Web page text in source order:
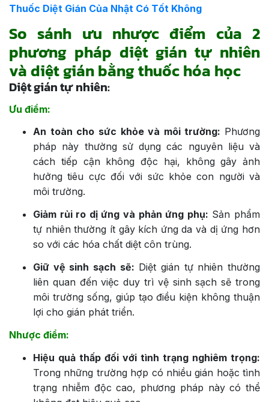
Thuốc Diệt Gián Của Nhật Có Tốt Không
So sánh ưu nhược điểm của 2
phương pháp diệt gián tự nhiên
và diệt gián bằng thuốc hóa học
Diệt gián tự nhiên:
Ưu điểm:
An toàn cho sức khỏe và môi trường: Phương
pháp này thường sử dụng các nguyên liệu và
cách tiếp cận không độc hại, không gây ảnh
hưởng tiêu cực đối với sức khỏe con người và
môi trường.
Giảm rủi ro dị ứng và phản ứng phụ: Sản phẩm
tự nhiên thường ít gây kích ứng da và dị ứng hơn
so với các hóa chất diệt côn trùng.
Giữ vệ sinh sạch sẽ: Diệt gián tự nhiên thường
liên quan đến việc duy trì vệ sinh sạch sẽ trong
môi trường sống, giúp tạo điều kiện không thuận
lợi cho gián phát triển.
Nhược điểm:
Hiệu quả thấp đối với tình trạng nghiêm trọng:
Trong những trường hợp có nhiều gián hoặc tình
trạng nhiễm độc cao, phương pháp này có thể